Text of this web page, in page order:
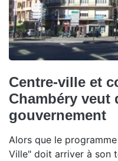
Centre-ville et
Chambéry veut
gouvernement
Alors que le
Ville" doit arriver à son